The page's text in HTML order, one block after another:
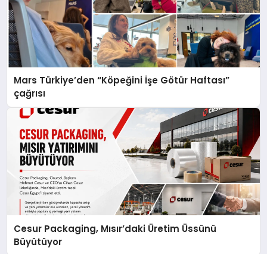
Mars Türkiye’den “Köpeğini İşe Götür Haftası”
çağrısı
Cesur Packaging, Mısır’daki Üretim Üssünü
Büyütüyor